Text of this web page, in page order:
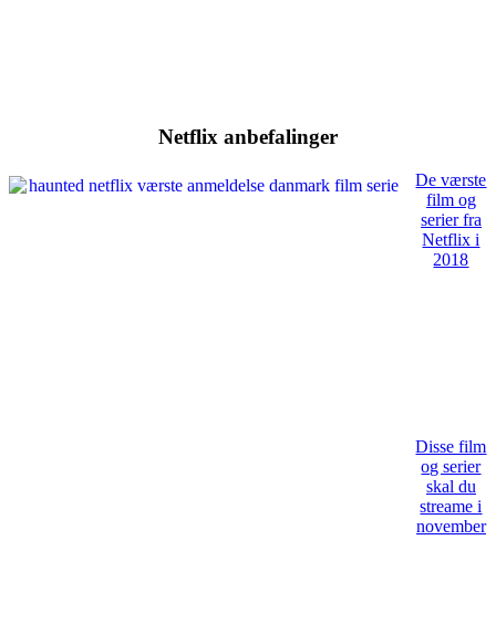
Netflix anbefalinger
De værste
film og
serier fra
Netflix i
2018
Disse film
og serier
skal du
streame i
november